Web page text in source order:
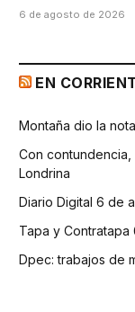
6 de agosto de 2026
EN
Montaña dio la
Con
Londrina
Diario Digital 6 de
Tapa y
Dpec: trabajos de